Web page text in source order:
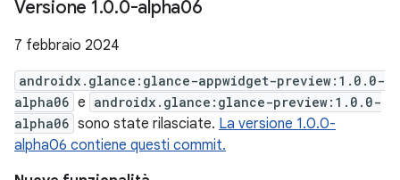
Versione 1.0.0-alpha06
7 febbraio 2024
androidx.glance:glance-appwidget-preview:1.0.0-
alpha06 e androidx.glance:glance-preview:1.0.0-
alpha06 sono state rilasciate. La versione 1.0.0-
alpha06 contiene questi commit.